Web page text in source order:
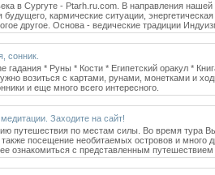
в Сургуте - Ptarh.ru.com. В направления
будущего, кармические ситуации,
другое. Основа - ведические традиции
сонник.
гадания * Руны * Кости * Египетский оракул *
возиться с картами, рунами, монетками и
и еще много всего интересного.
Заходите на сайт!
путешествия по местам силы. Во время тура
посещение необитаемых островов и много
ознакомиться с представленным